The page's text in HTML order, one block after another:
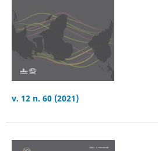
v. 12 n. 60 (2021)